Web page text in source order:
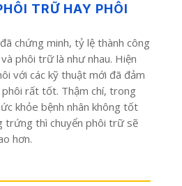
TRỮ HAY PHÔI
chứng minh, tỷ lệ thành công
phôi trữ là như nhau. Hiện
với các kỹ thuật mới đã đảm
rất tốt. Thậm chí, trong
khỏe bệnh nhân không tốt
trứng thì chuyển phôi trữ sẽ
hơn.